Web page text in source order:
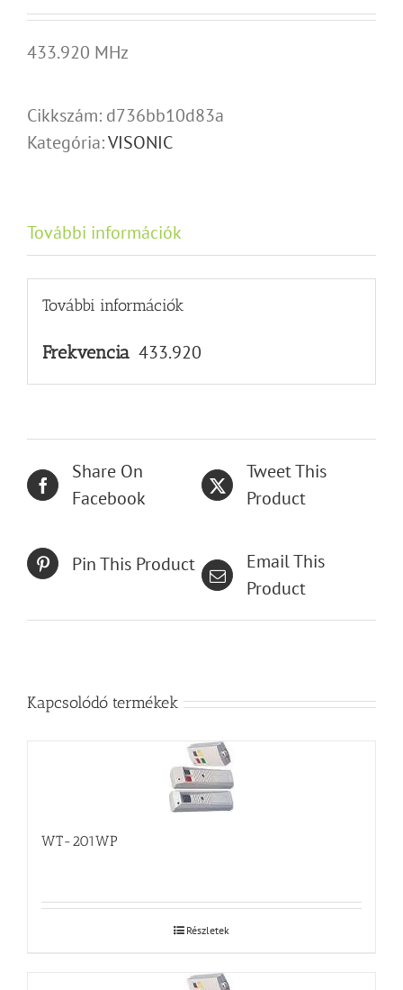
433.920 MHz
Cikkszám: d736bb10d83a
Kategória:VISONIC
További információk
További információk
Frekvencia 433.920
Share On
Facebook
Tweet This
Product
Pin This Product
Email This
Product
Kapcsolódó termékek
WT-201WP
Részletek